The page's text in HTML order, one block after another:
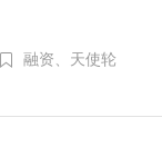
融资、 天使轮